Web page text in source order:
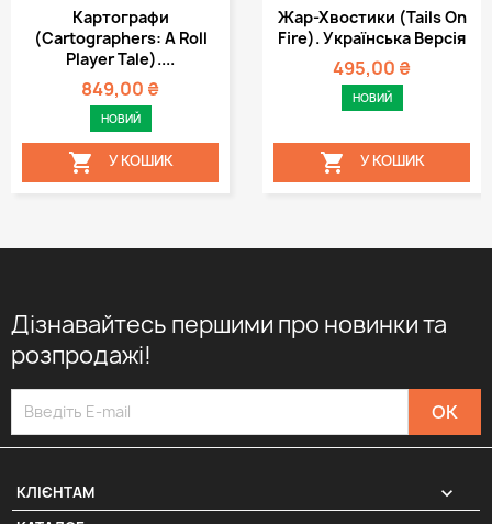
Картографи
(Cartographers: A Roll
Player Tale)....
849,00 ₴
НОВИЙ
 У КОШИК
Жар-Хвостики (Tails On
Fire). Українська Версія
495,00 ₴
НОВИЙ
 У КОШИК
Дізнавайтесь першими про новинки та
розпродажі!
КЛІЄНТАМ 